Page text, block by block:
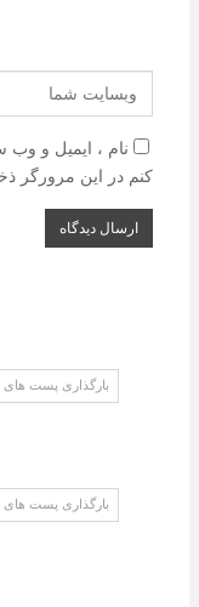
نام ، ایمیل و وب
کنم در این مرورگر
بارگذاری پست های
بارگذاری پست های